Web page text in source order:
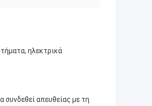
ηλεκτρικά
συνδεθεί απευθείας με τη